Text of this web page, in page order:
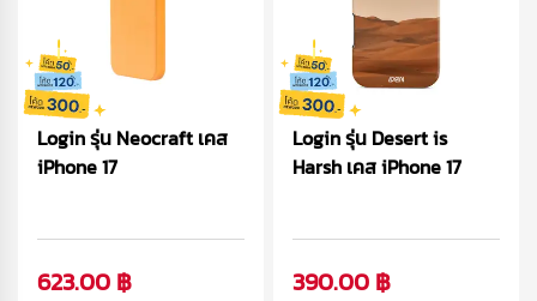
Login รุ่น Neocraft เคส
iPhone 17
623.00 ฿
Login รุ่น Desert is
Harsh เคส iPhone 17
390.00 ฿